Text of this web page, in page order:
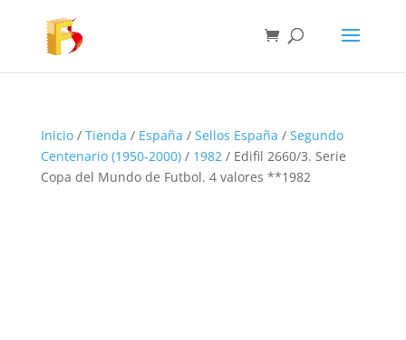
Inicio/ Tienda / España / Sellos España / Segundo
Centenario (1950-2000)/ 1982/ Edifil 2660/3. Serie
Copa del Mundo de Futbol. 4 valores **1982